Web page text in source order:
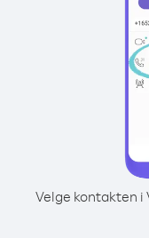
Velge kontakten i